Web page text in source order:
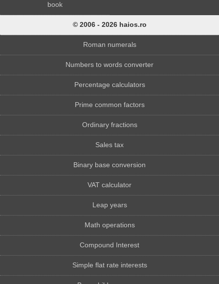
book
© 2006 - 2026 haios.ro
Roman numerals
Numbers to words converter
Percentage calculators
Prime common factors
Ordinary fractions
Sales tax
Binary base conversion
VAT calculator
Leap years
Math operations
Compound Interest
Simple flat rate interests